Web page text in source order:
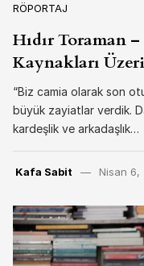
RÖPORTAJ
Hıdır Toraman –
Kaynakları
“Biz camia olarak son
büyük zayiatlar verdik.
kardeşlik ve arkadaşlık…
Kafa Sabit Nisan 6,